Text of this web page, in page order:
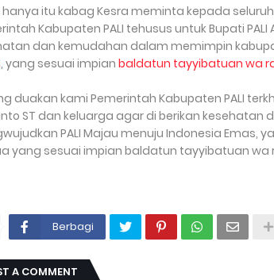
hanya itu kabag Kesra meminta kepada
Kabupaten PALI tehusus untuk Bupati
dan kemudahan dalam memimpin
, yang sesuai impian baldatun tayyibatuan wa
duakan kami Pemerintah Kabupaten PALI
ST dan keluarga agar di berikan kesehatan
PALI Majau menuju Indonesia Emas,
yang sesuai impian baldatun tayyibatuan wa
Berbagi
A COMMENT